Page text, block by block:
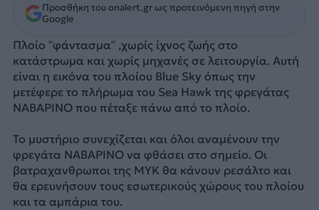
Προσθήκη του onalert.gr ως προτεινόμενη πηγή στην
Google
Πλοίο “φάντασμα” ,χωρίς ίχνος ζωής στο
κατάστρωμα και χωρίς μηχανές σε λειτουργία. Αυτή
είναι η εικόνα του πλοίου Blue Sky όπως την
μετέφερε το πλήρωμα του Sea Hawk της φρεγάτας
ΝΑΒΑΡΙΝΟ που πέταξε πάνω από το πλοίο.
Το μυστήριο συνεχίζεται και όλοι αναμένουν την
φρεγάτα ΝΑΒΑΡΙΝΟ να φθάσει στο σημείο. Οι
βατραχανθρωποι της ΜΥΚ θα κάνουν ρεσάλτο και
θα ερευνήσουν τους εσωτερικούς χώρους του πλοίου
και τα αμπάρια του.